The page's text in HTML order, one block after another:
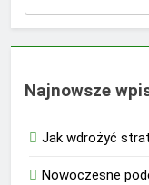
Najnowsze
Jak wdrożyć
Nowoczesne